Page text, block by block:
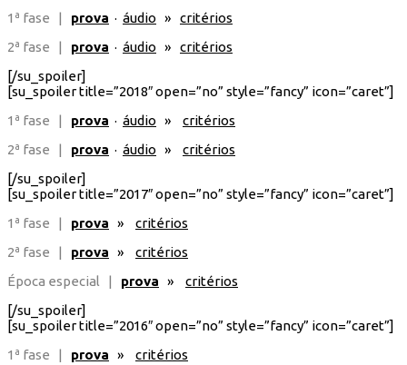
1ª fase |
prova · áudio » critérios
2ª fase |
prova · áudio » critérios
[/su_spoiler]
[su_spoiler title=”2018″ open=”no” style=”fancy” icon=”caret”]
1ª fase |
prova · áudio » critérios
2ª fase |
prova · áudio » critérios
[/su_spoiler]
[su_spoiler title=”2017″ open=”no” style=”fancy” icon=”caret”]
1ª fase |
prova » critérios
2ª fase |
prova » critérios
Época especial |
prova » critérios
[/su_spoiler]
[su_spoiler title=”2016″ open=”no” style=”fancy” icon=”caret”]
1ª fase |
prova » critérios